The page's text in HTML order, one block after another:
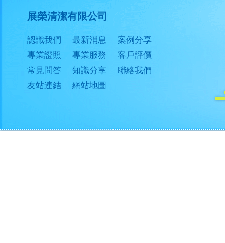
展榮清潔有限公司
認識我們 最新消息
案例分享
專業證照
專業服務
客戶評價
常見問答
知識分享
聯絡我們
友站連結
網站地圖